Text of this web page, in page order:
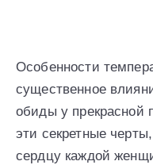
Особенности
существенное
обиды у прекрасной
эти секретные
сердцу каждой